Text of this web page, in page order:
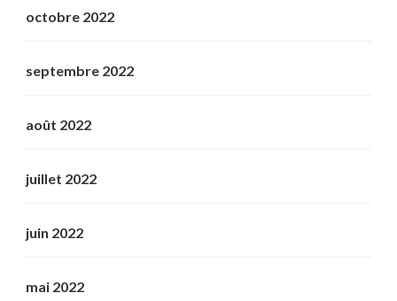
octobre 2022
septembre 2022
août 2022
juillet 2022
juin 2022
mai 2022